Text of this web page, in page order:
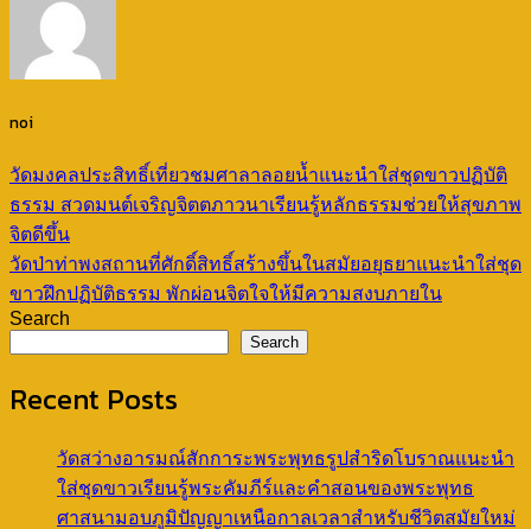
noi
วัดมงคลประสิทธิ์เที่ยวชมศาลาลอยน้ำแนะนำใส่ชุดขาวปฏิบัติ
ธรรม สวดมนต์เจริญจิตตภาวนาเรียนรู้หลักธรรมช่วยให้สุขภาพ
จิตดีขึ้น
วัดป่าท่าพงสถานที่ศักดิ์สิทธิ์สร้างขึ้นในสมัยอยุธยาแนะนำใส่ชุด
ขาวฝึกปฏิบัติธรรม พักผ่อนจิตใจให้มีความสงบภายใน
Search
Search
Recent Posts
วัดสว่างอารมณ์สักการะพระพุทธรูปสำริดโบราณแนะนำ
ใส่ชุดขาวเรียนรู้พระคัมภีร์และคำสอนของพระพุทธ
ศาสนามอบภูมิปัญญาเหนือกาลเวลาสำหรับชีวิตสมัยใหม่